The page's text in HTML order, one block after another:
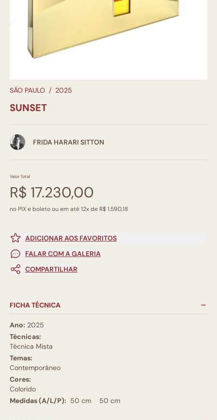
SÃO PAULO / 2025
SUNSET
FRIDA HARARI SITTON
Valor Total
R$ 17.230,00
no PIX e boleto ou em até 12x de R$ 1.590,18
ADICIONAR AOS FAVORITOS
FALAR COM A GALERIA
COMPARTILHAR
FICHA TÉCNICA
Ano: 2025
Técnicas:
Técnica Mista
Temas:
Contemporâneo
Cores:
Colorido
Medidas (A/L/P): 50 cm 50 cm